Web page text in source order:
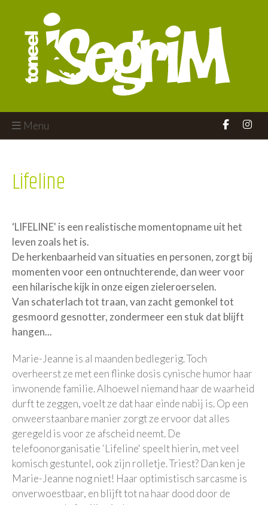
Menu
Lifeline
‘LIFELINE' is een realistische momentopname uit het
leven zoals het is.
De herkenbaarheid van situaties en personen, zorgt bij
momenten voor een ontnuchterende, dan weer voor
een hilarische kijk in onze eigen zieleroerselen.
Van schaterlach tot traan, van zacht gemonkel tot
gesmoord gesnotter, zondermeer een stuk dat blijft
hangen...
Marie-Jeanne is al maanden bedlegerig. Toch
overheerst ze met een flinke dosis cynische humor haar
inwonende familie. Alhoewel niemand haar de waarheid
durft te zeggen, voelt ze dat haar einde nabij is. Op een
onweerstaanbare manier zorgt ze ervoor dat alles
geregeld is voor ze afscheid neemt. De
telefoonorganisatie ‘Lifeline' speelt hierin, met veel
komisch gestuntel, ook zijn rolletje. Triest? Dan ken je
Marie-Jeanne nog niet! Haar optimistisch sarcasme is
onverwoestbaar, en blijft tot na haar dood door de